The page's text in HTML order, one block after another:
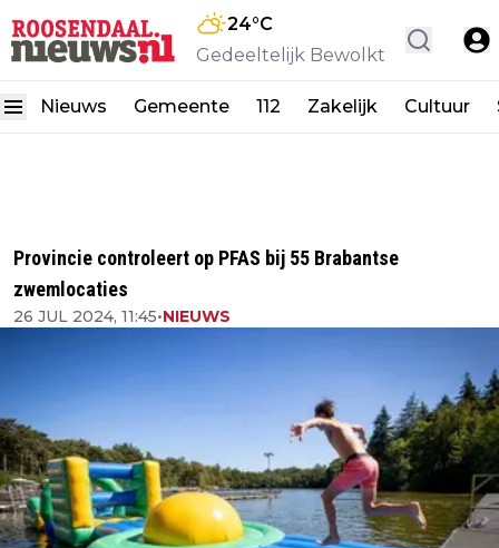
24°C
Gedeeltelijk Bewolkt
Nieuws Gemeente 112 Zakelijk Cultuur
Provincie controleert op PFAS bij 55 Brabantse
zwemlocaties
26 JUL 2024, 11:45•NIEUWS